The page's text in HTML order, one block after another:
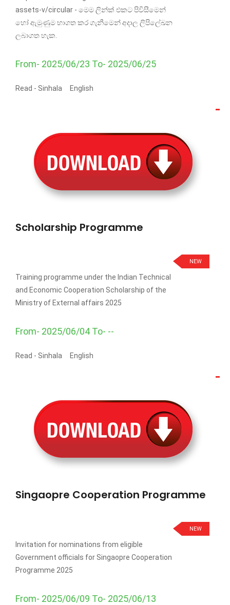
assets-v/circular - මෙම ලින්ක් එකට පිවිසීමෙන්
හෝ ඇමුණුම භාගත කර ගැනීමෙන් අදාල ලිපිලේඛන
ලබාගත හැක.
From- 2025/06/23 To- 2025/06/25
Read - Sinhala English
Scholarship Programme
NEW
Training programme under the Indian Technical
and Economic Cooperation Scholarship of the
Ministry of External affairs 2025
From- 2025/06/04 To- --
Read - Sinhala English
Singaopre Cooperation Programme
NEW
Invitation for nominations from eligible
Government officials for Singaopre Cooperation
Programme 2025
From- 2025/06/09 To- 2025/06/13